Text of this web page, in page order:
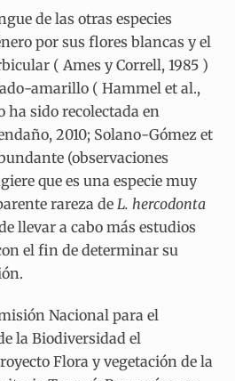
de las otras especies
por sus flores blancas y el
( Ames y Correll, 1985 )
amarillo ( Hammel et al.,
ha sido recolectada en
2010; Solano-Gómez et
(observaciones
que es una especie muy
rareza deL. hercodonta
llevar a cabo más estudios
el fin de determinar su
Nacional para el
la Biodiversidad el
Flora y vegetación de la